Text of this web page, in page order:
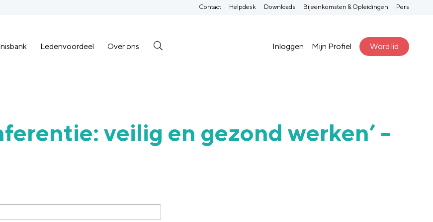
Ledenvoordeel Over ons Inloggen Mijn Profiel Word lid
Contact Helpdesk Downloads Bijeenkomsten & Opleidingen Pers
veilig en gezond werken’ -